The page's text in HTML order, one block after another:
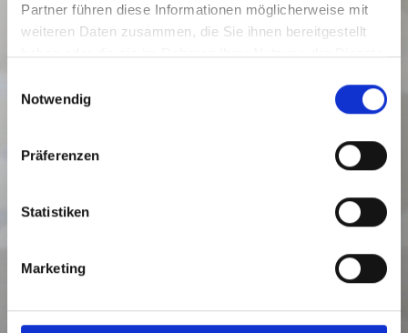
Partner führen diese Informationen möglicherweise mit
weiteren Daten zusammen, die Sie ihnen bereitgestellt
haben oder die sie im Rahmen Ihrer Nutzung der Dienste
Notwendig
Präferenzen
Statistiken
Marketing